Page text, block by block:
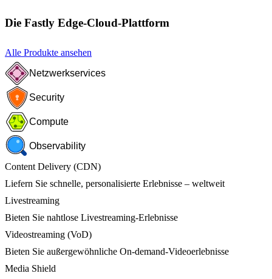
Die Fastly Edge-Cloud-Plattform
Alle Produkte ansehen
Netzwerkservices
Security
Compute
Observability
Content Delivery (CDN)
Liefern Sie schnelle, personalisierte Erlebnisse – weltweit
Livestreaming
Bieten Sie nahtlose Livestreaming-Erlebnisse
Videostreaming (VoD)
Bieten Sie außergewöhnliche On-demand-Videoerlebnisse
Media Shield